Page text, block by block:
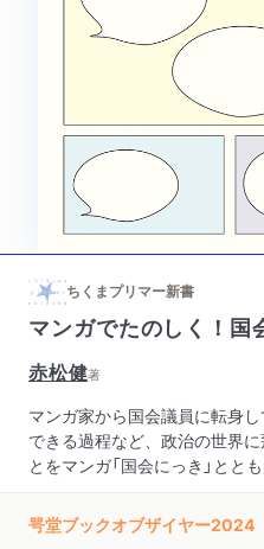
ちくまプリマー新書
マンガでたのしく！国
赤松健著
マンガ家から国会議員に転身
できる過程など、政治の世界
とをマンガ「国会にっき」とと
咢堂ブックオブザイヤー2024